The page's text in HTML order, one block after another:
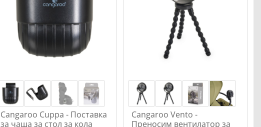
Cangaroo Cuppa - Поставка
за чаша за стол за кола
Cangaroo Vento -
Преносим вентилатор за